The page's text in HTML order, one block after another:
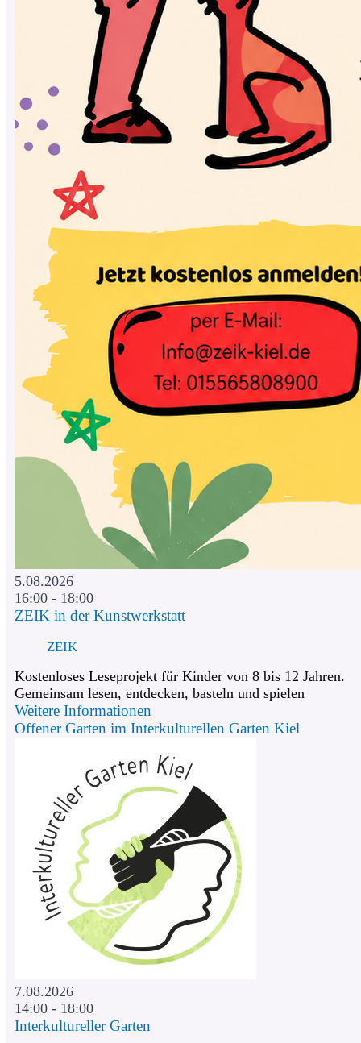
5.08.2026
16:00 - 18:00
ZEIK in der Kunstwerkstatt
ZEIK
Kostenloses Leseprojekt für Kinder von 8 bis 12 Jahren.
Gemeinsam lesen, entdecken, basteln und spielen
Weitere Informationen
Offener Garten im Interkulturellen Garten Kiel
7.08.2026
14:00 - 18:00
Interkultureller Garten